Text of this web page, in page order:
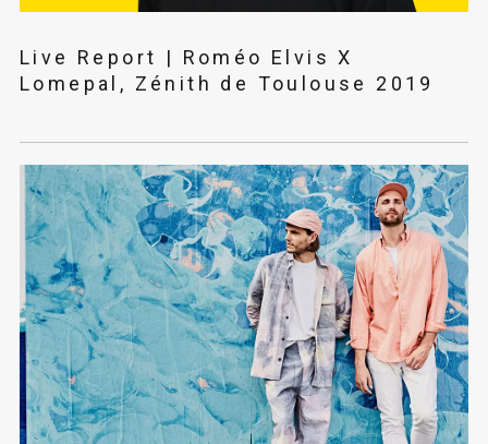
Live Report | Roméo Elvis X
Lomepal, Zénith de Toulouse 2019